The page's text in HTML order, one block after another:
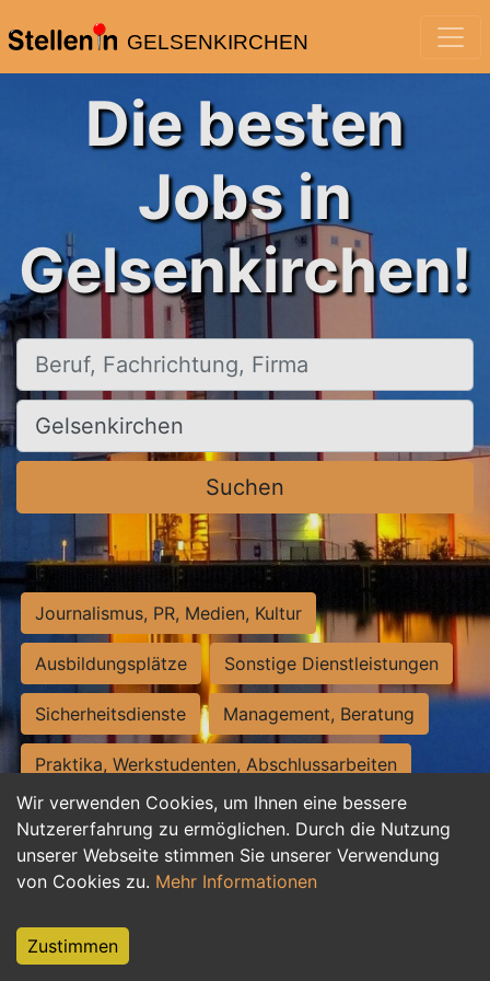
GELSENKIRCHEN
Wir verwenden Cookies, um Ihnen eine bessere
Nutzererfahrung zu ermöglichen. Durch die Nutzung
unserer Webseite stimmen Sie unserer Verwendung
von Cookies zu. Mehr Informationen
Zustimmen
Die besten
Jobs in
Gelsenkirchen!
Beruf, Fachrichtung, Firma
Ort, Stadt
Suchen
Journalismus, PR, Medien, Kultur
Ausbildungsplätze Sonstige Dienstleistungen
Sicherheitsdienste Management, Beratung
Praktika, Werkstudenten, Abschlussarbeiten
Personalwesen Assistenz, Sekretariat
Hilfskräfte, Aushilfs- und Nebenjobs
Weiterbildung, Studium, duale Ausbildung